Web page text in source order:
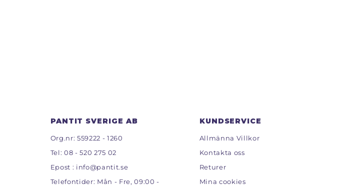
PANTIT SVERIGE AB
Org.nr: 559222 - 1260
Tel:08 - 520 275 02
Epost : info@pantit.se
Telefontider: Mån - Fre, 09:00 -
KUNDSERVICE
Allmänna Villkor
Kontakta oss
Returer
Mina cookies